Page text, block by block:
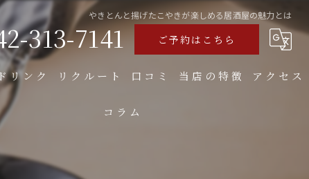
やきとんと揚げたこやきが楽しめる居酒屋の魅力とは
313-7141 ご予約はこちら
ドリンク リクルート 口コミ 当店の特徴 アクセス
コラム